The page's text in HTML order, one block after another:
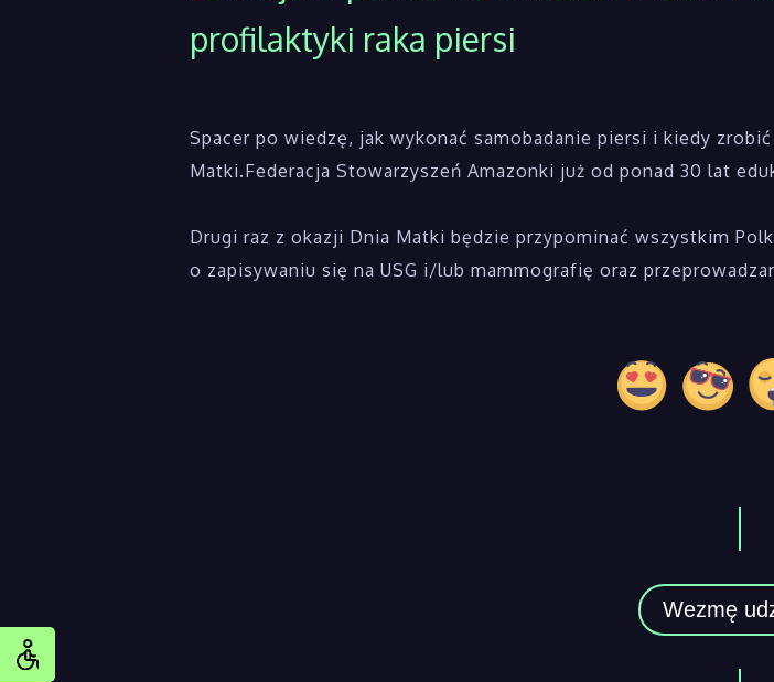
profilaktyki raka piersi
Spacer po wiedzę, jak wykonać samobadanie piersi i kiedy
Matki.Federacja Stowarzyszeń Amazonki już od ponad 30 lat
Drugi raz z okazji Dnia Matki będzie przypominać wszystkim
o zapisywaniu się na USG i/lub mammografię oraz
Wezmę